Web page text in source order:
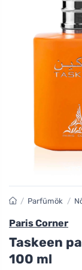
/ Parfümök /
Paris Corner
Taskeen
100 ml